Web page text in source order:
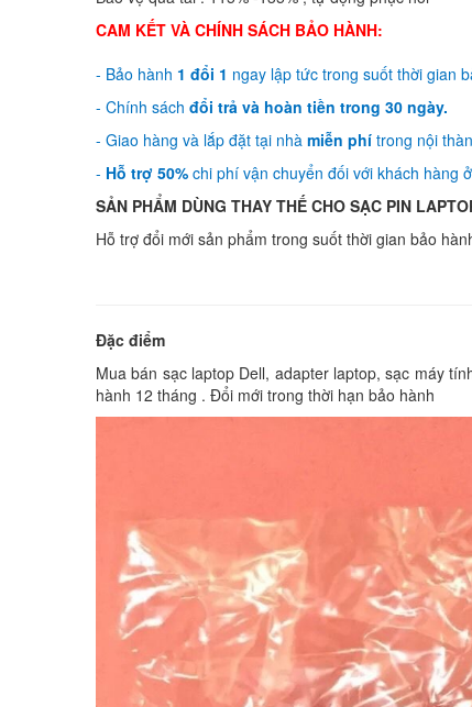
CAM KẾT VÀ CHÍNH SÁCH BẢO HÀNH:
- Bảo hành 1 đổi 1 ngay lập tức trong suốt thời gian
- Chính sách đổi trả và hoàn tiền trong 30 ngày.
- Giao hàng và lắp đặt tại nhà miễn phí trong nội
- Hỗ trợ 50% chi phí vận chuyển đối với khách hàng
SẢN PHẨM DÙNG THAY THẾ CHO SẠC PIN
Hỗ trợ đổi mới sản phẩm trong suốt thời gian bảo
Đặc điểm
Mua bán sạc laptop Dell, adapter laptop, sạc máy
hành 12 tháng . Đổi mới trong thời hạn bảo hành